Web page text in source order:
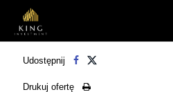
Udostępnij
Drukuj ofertę